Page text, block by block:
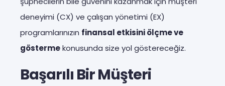
deneyimi (CX) ve çalışan yönetimi (EX)
programlarınızın finansal etkisini ölçme ve
göstermekonusunda size yol göstereceğiz.
Başarılı Bir Müşteri